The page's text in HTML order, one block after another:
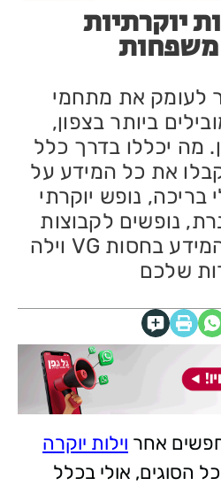
יוקרתיות
משפחות
לעומק את מתחמי
ביותר בצפון,
מה יכללו בדרך כלל
את כל המידע על
בריכה, נופש יוקרתי
נופשים לקבוצות
ואירועים ועוד. כל המידע בחסות VG וילה
שלכם
אחר וילות יוקרה
הסוגים, אולי בכלל